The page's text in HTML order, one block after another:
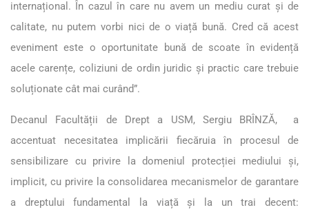
internațional. În cazul în care nu avem un mediu curat și de
calitate, nu putem vorbi nici de o viață bună. Cred că acest
eveniment este o oportunitate bună de scoate în evidență
acele carențe, coliziuni de ordin juridic și practic care trebuie
soluționate cât mai curând”.
Decanul Facultății de Drept a USM, Sergiu BRÎNZĂ, a
accentuat necesitatea implicării fiecăruia în procesul de
sensibilizare cu privire la domeniul protecției mediului și,
implicit, cu privire la consolidarea mecanismelor de garantare
a dreptului fundamental la viață și la un trai decent: